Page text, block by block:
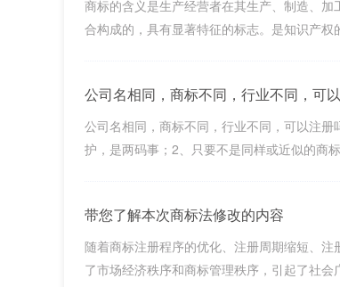
商标的含义是生产经营者在其生产、制造、
合构成的，具有显著特征的标志。是知识产
公司名相同，商标不同，行业不同，可
公司名相同，商标不同，行业不同，可以注
护，是两码事；2、只要不是同样或近似的商
带您了解本次商标法修改的内容
随着商标注册程序的优化、注册周期缩短、
了市场经济秩序和商标管理秩序，引起了社